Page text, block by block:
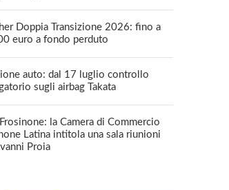
Doppia Transizione 2026: fino a
euro a fondo perduto
auto: dal 17 luglio controllo
sugli airbag Takata
la Camera di Commercio
Latina intitola una sala riunioni
Proia